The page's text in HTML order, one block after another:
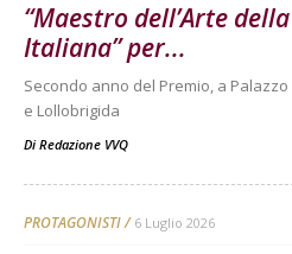
“Maestro dell’Arte
Italiana” per...
Secondo anno del Premio, a
e Lollobrigida
Di Redazione VVQ
PROTAGONISTI 6 Luglio 2026